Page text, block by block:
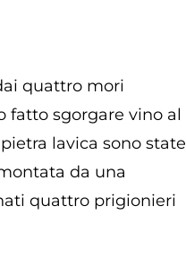
quattro mori
fatto sgorgare vino al
lavica sono state
da una
quattro prigionieri